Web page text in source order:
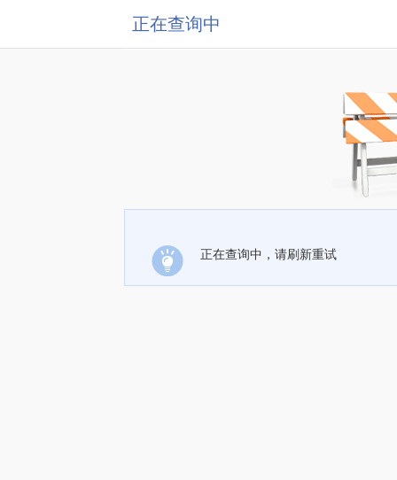
正在查询中
正在查询中，请刷新重试